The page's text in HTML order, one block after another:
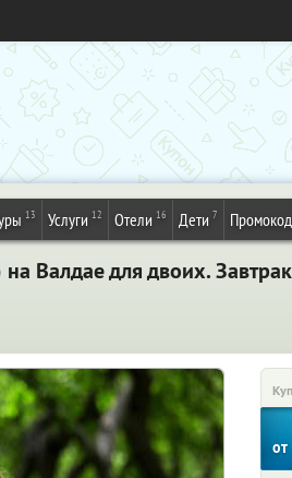
13 Услуги 12 Отели 16 Дети 7
Валдае для двоих.
от